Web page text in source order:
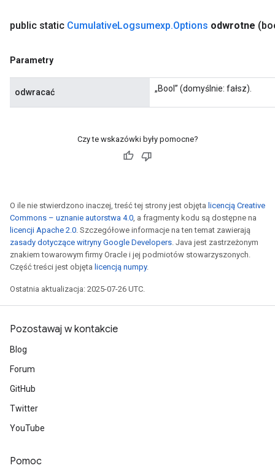
public static CumulativeLogsumexp.Options odwrotne
Parametry
odwracać „Bool” (domyślnie: fałsz).
Czy te wskazówki były pomocne?
O ile nie stwierdzono inaczej, treść tej strony jest objęta licencją Creative
Commons – uznanie autorstwa 4.0, a fragmenty kodu są dostępne na
licencji Apache 2.0. Szczegółowe informacje na ten temat zawierają
zasady dotyczące witryny Google Developers. Java jest zastrzeżonym
znakiem towarowym firmy Oracle i jej podmiotów stowarzyszonych.
Część treści jest objęta licencją numpy.
Ostatnia aktualizacja: 2025-07-26 UTC.
Pozostawaj w kontakcie
Blog
Forum
GitHub
Twitter
YouTube
Pomoc